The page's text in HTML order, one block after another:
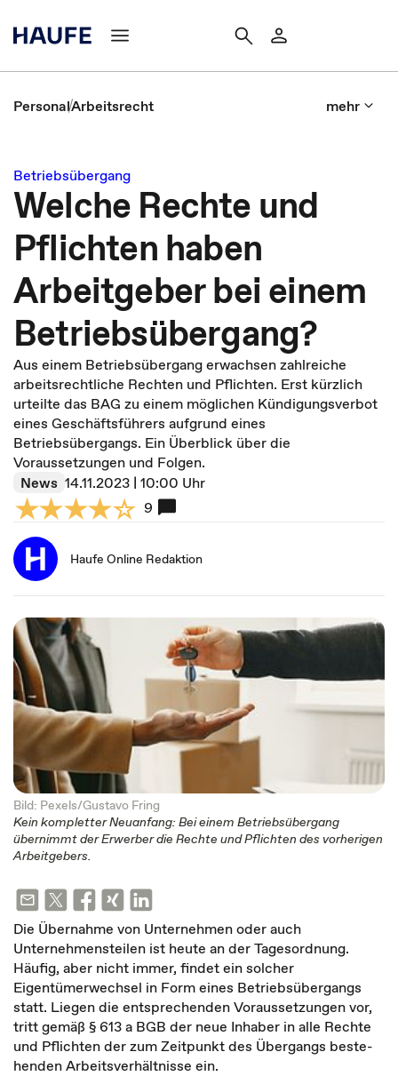
PersonalArbeitsrecht mehr
Betriebsübergang
Welche Rechte und
Pflichten haben
Arbeitgeber bei einem
Betriebsübergang?
Aus einem Betriebsübergang erwachsen zahlreiche
arbeitsrechtliche Rechten und Pflichten. Erst kürzlich
urteilte das BAG zu einem möglichen Kündigungsverbot
eines Geschäftsführers aufgrund eines
Betriebsübergangs. Ein Überblick über die
Voraussetzungen und Folgen.
News 14.11.2023 | 10:00 Uhr
9
Haufe Online Redaktion
Bild: Pexels/Gustavo Fring
Kein kompletter Neuanfang: Bei einem Betriebsübergang
übernimmt der Erwerber die Rechte und Pflichten des vorherigen
Arbeitgebers.
Die Übernahme von Unternehmen oder auch
Unternehmensteilen ist heute an der Tagesordnung.
Häufig, aber nicht immer, findet ein solcher
Eigentümerwechsel in Form eines Betriebsübergangs
statt. Liegen die entsprechenden Voraussetzungen vor,
tritt gemäß § 613 a BGB der neue In­ha­ber in al­le Rech­te
und Pflich­ten der zum Zeit­punkt des Über­gangs be­ste­
hen­den Ar­beits­verhält­nis­se ein­.